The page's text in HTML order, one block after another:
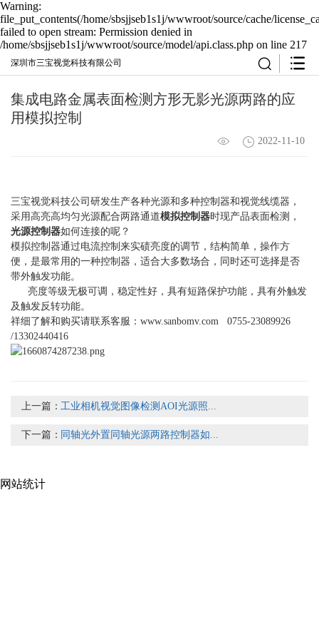
Warning:
file_put_contents(/home/sbsjjseb1s1j/wwwroot/source/cache/
failed to open stream: Permission denied in
/home/sbsjjseb1s1j/wwwroot/source/model/api.class.php on line 217
深圳市三宝视觉科技有限公司
集成电路金属表面检测方形无影光源两路的应
用模拟控制
2022-11-10
三宝视觉科技公司研发生产各种光源和多种控制器和视觉线缆器，
采用高亮高均匀光源配合两路通道模拟控制器时现产品表面检测，
光源控制器如何连接的呢？
模拟控制器通过电流控制来实碛亮度的调节，结构简单，操作方
便，是最常用的一种控制器，适合大多数场合，同时还可选择是否
带外触发功能。
亮度等级无极可调，稳定性好，具有短路保护功能，具有外触发
及触发反转功能。
祥细了解和购买请联系客服： www.sanbomv.com 0755-23089926
/13302440416
上一篇： 工业相机视觉图像检测AOI光源照...
下一篇： 同轴光外置同轴光源两路控制器如...
网站统计